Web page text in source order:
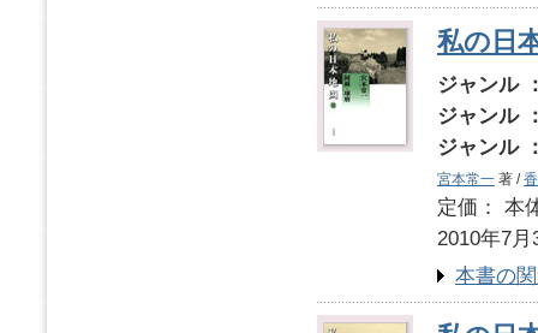
私の日
ジャンル
ジャンル
ジャンル
宮本常一 著 /
定価：
2010年7月
本書の